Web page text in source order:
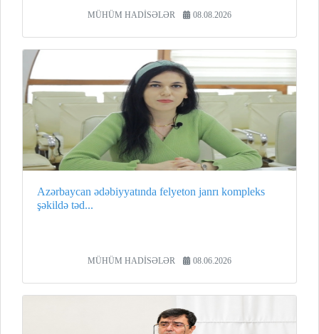
MÜHÜM HADİSƏLƏR 08.08.2026
Azərbaycan ədəbiyyatında felyeton janrı kompleks
şəkildə təd...
MÜHÜM HADİSƏLƏR 08.06.2026